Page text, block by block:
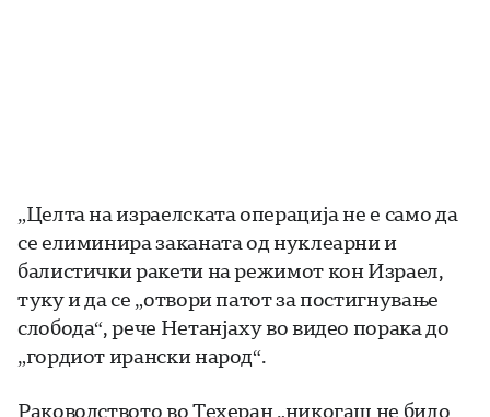
„Целта на израелската операција не е само да
се елиминира заканата од нуклеарни и
балистички ракети на режимот кон Израел,
туку и да се „отвори патот за постигнување
слобода“, рече Нетанјаху во видео порака до
„гордиот ирански народ“.
Раководството во Техеран „никогаш не било